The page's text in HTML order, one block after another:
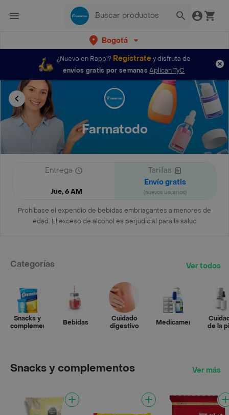
Bogotá
¿Nuevo en Rappi? Regístratey disfruta de
envíos gratis por semanas Aplican TyC
Farmatodo
Entrega
Jue, 6 AM
Tarifas
Envío gratis
(nuevos usuarios)
Prohíbase el expendio de bebidas embriagantes a menores de
edad. El exceso de alcohol es perjudicial para la salud
Categorías Ver todos
Snacks y
complementos
Bebidas
Cuidado
digestivo
Medicamentos
de la
Snacks y complementos Ver más